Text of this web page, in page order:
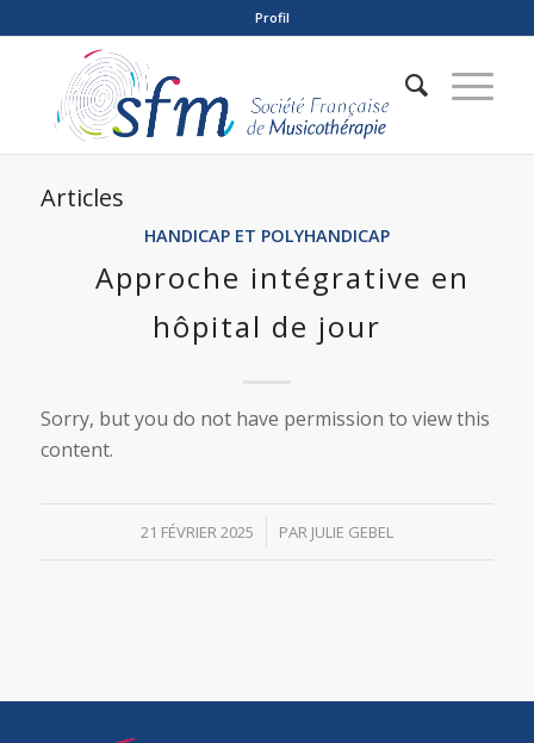
Profil
Articles
HANDICAP ET POLYHANDICAP
Approche intégrative en
hôpital de jour
Sorry, but you do not have permission to view this
content.
21 FÉVRIER 2025
/ PAR JULIE GEBEL